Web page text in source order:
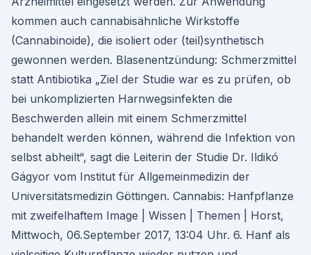
kommen auch cannabisähnliche Wirkstoffe
(Cannabinoide), die isoliert oder (teil)synthetisch
gewonnen werden. Blasenentzündung: Schmerzmittel
statt Antibiotika „Ziel der Studie war es zu prüfen, ob
bei unkomplizierten Harnwegsinfekten die
Beschwerden allein mit einem Schmerzmittel
behandelt werden können, während die Infektion von
selbst abheilt“, sagt die Leiterin der Studie Dr. Ildikó
Gágyor vom Institut für Allgemeinmedizin der
Universitätsmedizin Göttingen. Cannabis: Hanfpflanze
mit zweifelhaftem Image | Wissen | Themen | Horst,
Mittwoch, 06.September 2017, 13:04 Uhr. 6. Hanf als